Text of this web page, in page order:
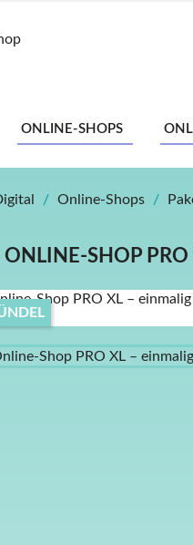
ONLINE-SHOPS
Online-Shops
ONLINE-SHOP